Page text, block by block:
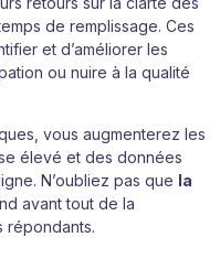
de remplissage. Ces
et d’améliorer les
ou nuire à la qualité
vous augmenterez les
élevé et des données
N’oubliez pas que la
avant tout de la
répondants.